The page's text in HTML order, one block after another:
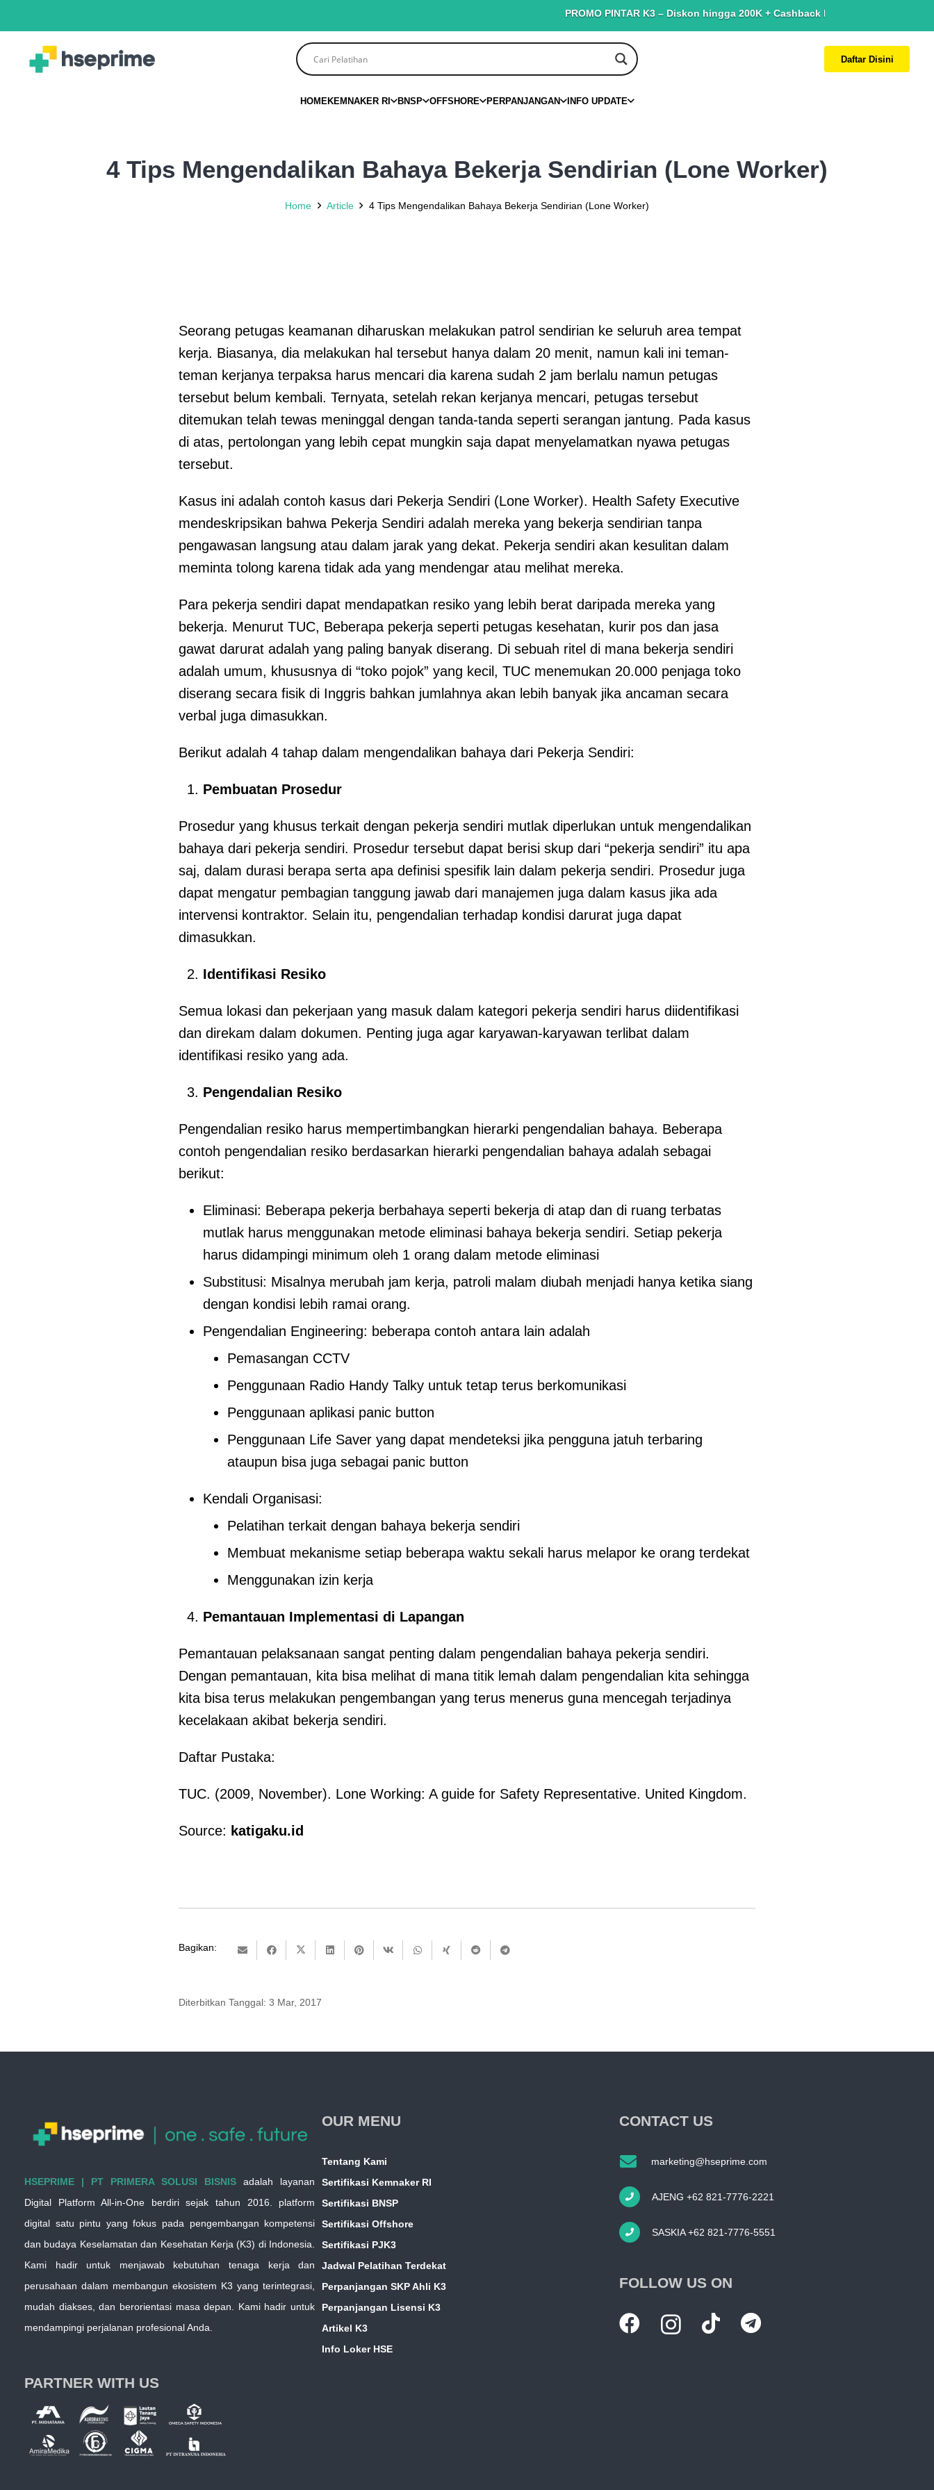
PROMO PINTAR K3 – Diskon hingga 200K + Cashback hingga 150K. Terbatas
Daftar Disini
HOMEKEMNAKER RI BNSP OFFSHORE PERPANJANGAN INFO UPDATE
4 Tips Mengendalikan Bahaya Bekerja Sendirian (Lone Worker)
Home Article 4 Tips Mengendalikan Bahaya Bekerja Sendirian (Lone Worker)
Seorang petugas keamanan diharuskan melakukan patrol sendirian ke seluruh area tempat
kerja. Biasanya, dia melakukan hal tersebut hanya dalam 20 menit, namun kali ini teman-
teman kerjanya terpaksa harus mencari dia karena sudah 2 jam berlalu namun petugas
tersebut belum kembali. Ternyata, setelah rekan kerjanya mencari, petugas tersebut
ditemukan telah tewas meninggal dengan tanda-tanda seperti serangan jantung. Pada kasus
di atas, pertolongan yang lebih cepat mungkin saja dapat menyelamatkan nyawa petugas
tersebut.
Kasus ini adalah contoh kasus dari Pekerja Sendiri (Lone Worker). Health Safety Executive
mendeskripsikan bahwa Pekerja Sendiri adalah mereka yang bekerja sendirian tanpa
pengawasan langsung atau dalam jarak yang dekat. Pekerja sendiri akan kesulitan dalam
meminta tolong karena tidak ada yang mendengar atau melihat mereka.
Para pekerja sendiri dapat mendapatkan resiko yang lebih berat daripada mereka yang
bekerja. Menurut TUC, Beberapa pekerja seperti petugas kesehatan, kurir pos dan jasa
gawat darurat adalah yang paling banyak diserang. Di sebuah ritel di mana bekerja sendiri
adalah umum, khususnya di “toko pojok” yang kecil, TUC menemukan 20.000 penjaga toko
diserang secara fisik di Inggris bahkan jumlahnya akan lebih banyak jika ancaman secara
verbal juga dimasukkan.
Berikut adalah 4 tahap dalam mengendalikan bahaya dari Pekerja Sendiri:
Pembuatan Prosedur
Prosedur yang khusus terkait dengan pekerja sendiri mutlak diperlukan untuk mengendalikan
bahaya dari pekerja sendiri. Prosedur tersebut dapat berisi skup dari “pekerja sendiri” itu apa
saj, dalam durasi berapa serta apa definisi spesifik lain dalam pekerja sendiri. Prosedur juga
dapat mengatur pembagian tanggung jawab dari manajemen juga dalam kasus jika ada
intervensi kontraktor. Selain itu, pengendalian terhadap kondisi darurat juga dapat
dimasukkan.
Identifikasi Resiko
Semua lokasi dan pekerjaan yang masuk dalam kategori pekerja sendiri harus diidentifikasi
dan direkam dalam dokumen. Penting juga agar karyawan-karyawan terlibat dalam
identifikasi resiko yang ada.
Pengendalian Resiko
Pengendalian resiko harus mempertimbangkan hierarki pengendalian bahaya. Beberapa
contoh pengendalian resiko berdasarkan hierarki pengendalian bahaya adalah sebagai
berikut:
Eliminasi: Beberapa pekerja berbahaya seperti bekerja di atap dan di ruang terbatas
mutlak harus menggunakan metode eliminasi bahaya bekerja sendiri. Setiap pekerja
harus didampingi minimum oleh 1 orang dalam metode eliminasi
Substitusi: Misalnya merubah jam kerja, patroli malam diubah menjadi hanya ketika siang
dengan kondisi lebih ramai orang.
Pengendalian Engineering: beberapa contoh antara lain adalah
Pemasangan CCTV
Penggunaan Radio Handy Talky untuk tetap terus berkomunikasi
Penggunaan aplikasi panic button
Penggunaan Life Saver yang dapat mendeteksi jika pengguna jatuh terbaring
ataupun bisa juga sebagai panic button
Kendali Organisasi:
Pelatihan terkait dengan bahaya bekerja sendiri
Membuat mekanisme setiap beberapa waktu sekali harus melapor ke orang terdekat
Menggunakan izin kerja
Pemantauan Implementasi di Lapangan
Pemantauan pelaksanaan sangat penting dalam pengendalian bahaya pekerja sendiri.
Dengan pemantauan, kita bisa melihat di mana titik lemah dalam pengendalian kita sehingga
kita bisa terus melakukan pengembangan yang terus menerus guna mencegah terjadinya
kecelakaan akibat bekerja sendiri.
Daftar Pustaka:
TUC. (2009, November). Lone Working: A guide for Safety Representative. United Kingdom.
Source: katigaku.id
Bagikan:
Diterbitkan Tanggal: 3 Mar, 2017
HSEPRIME | PT PRIMERA SOLUSI BISNIS adalah layanan
Digital Platform All-in-One berdiri sejak tahun 2016. platform
digital satu pintu yang fokus pada pengembangan kompetensi
dan budaya Keselamatan dan Kesehatan Kerja (K3) di Indonesia.
Kami hadir untuk menjawab kebutuhan tenaga kerja dan
perusahaan dalam membangun ekosistem K3 yang terintegrasi,
mudah diakses, dan berorientasi masa depan. Kami hadir untuk
mendampingi perjalanan profesional Anda.
PARTNER WITH US
OUR MENU
Tentang Kami
Sertifikasi Kemnaker RI
Sertifikasi BNSP
Sertifikasi Offshore
Sertifikasi PJK3
Jadwal Pelatihan Terdekat
Perpanjangan SKP Ahli K3
Perpanjangan Lisensi K3
Artikel K3
Info Loker HSE
CONTACT US
marketing@hseprime.com
AJENG +62 821-7776-2221
SASKIA +62 821-7776-5551
FOLLOW US ON